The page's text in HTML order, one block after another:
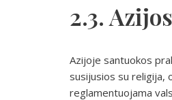
2.3.
Azijoje santuokos
susijusios su religija,
reglamentuojama